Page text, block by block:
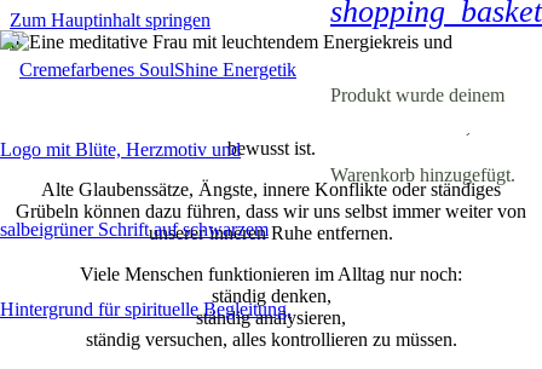
Zum Hauptinhalt springen shopping_basket
Produkt wurde deinem
Warenkorb hinzugefügt.
bewusst ist.
Alte Glaubenssätze, Ängste, innere Konflikte oder ständiges
Grübeln können dazu führen, dass wir uns selbst immer weiter von
unserer inneren Ruhe entfernen.
Viele Menschen funktionieren im Alltag nur noch:
ständig denken,
ständig analysieren,
ständig versuchen, alles kontrollieren zu müssen.